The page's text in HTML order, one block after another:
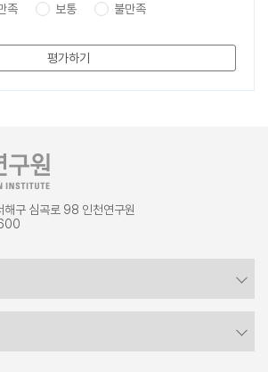
족 보통
불만족
평가하기
구 심곡로 98 인천연구원